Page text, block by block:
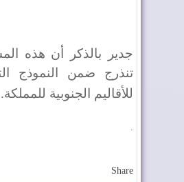
جدير بالذكر أن هذه
تنذرج ضمن النموذج
للأقاليم الجنوبية للمملكة.
Share